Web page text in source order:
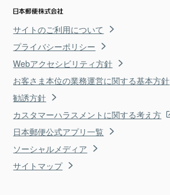
サイトのご利用について
プライバシーポリシー
Webアクセシビリティ方針
お客さま本位の業務運営に関する基本方針
勧誘方針
カスタマーハラスメントに関する考え方
日本郵便公式アプリ一覧
ソーシャルメディア
サイトマップ